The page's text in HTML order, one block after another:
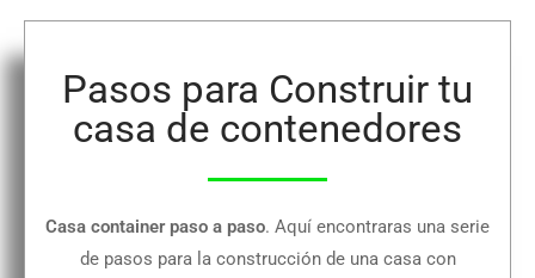
Pasos para Construir tu
casa de contenedores
Casa container paso a paso. Aquí encontraras una serie
de pasos para la construcción de una casa con